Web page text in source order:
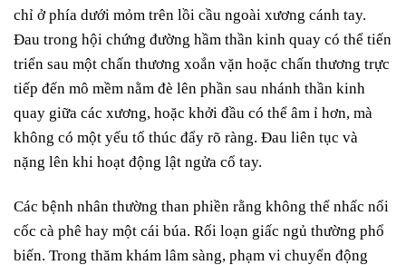
chỉ ở phía dưới mỏm trên lồi cầu ngoài xương cánh tay.
Đau trong hội chứng đường hầm thần kinh quay có thể tiến
triển sau một chấn thương xoắn vặn hoặc chấn thương trực
tiếp đến mô mềm nằm đè lên phần sau nhánh thần kinh
quay giữa các xương, hoặc khởi đầu có thể âm ỉ hơn, mà
không có một yếu tố thúc đẩy rõ ràng. Đau liên tục và
nặng lên khi hoạt động lật ngửa cổ tay.
Các bệnh nhân thường than phiền rằng không thể nhấc nổi
cốc cà phê hay một cái búa. Rối loạn giấc ngủ thường phổ
biến. Trong thăm khám lâm sàng, phạm vi chuyển động